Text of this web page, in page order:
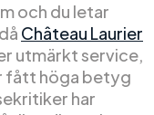
och du letar
Château Laurier
utmärkt service,
fått höga betyg
har